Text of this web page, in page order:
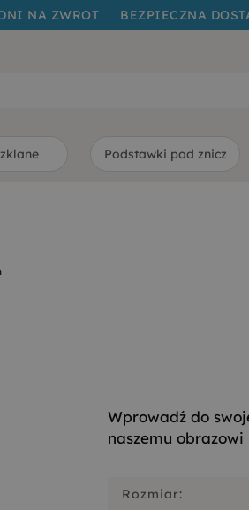
NA ZWROT BEZPIECZNA
Podstawki pod znicz
Wprowadź do
naszemu obrazowi
Rozmiar: